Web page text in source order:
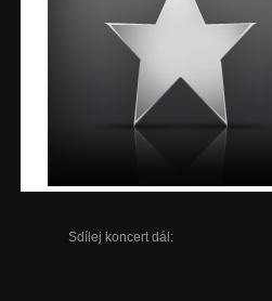
Sdílej koncert dál: